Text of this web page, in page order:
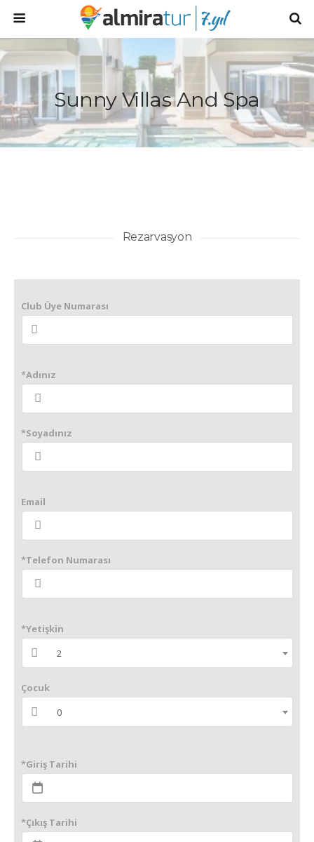
Sunny Villas And Spa
Rezarvasyon
Club Üye Numarası
*Adınız
*Soyadınız
Email
*Telefon Numarası
*Yetişkin
2
Çocuk
0
*Giriş Tarihi
*Çıkış Tarihi